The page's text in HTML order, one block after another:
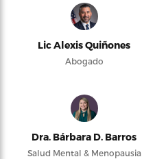
Lic Alexis Quiñones
Abogado
Dra. Bárbara D. Barros
Salud Mental & Menopausia